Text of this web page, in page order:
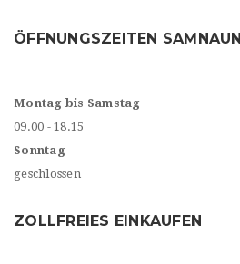
ÖFFNUNGSZEITEN SAMNAUN
Montag bis Samstag
09.00 - 18.15
Sonntag
geschlossen
ZOLLFREIES EINKAUFEN